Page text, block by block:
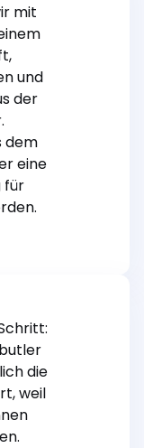
mit
und
der
dem
eine
für
die
weil